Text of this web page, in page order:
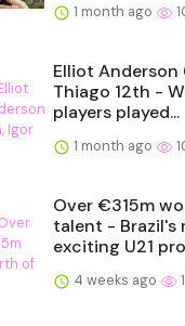
1 month ago
Elliot Anderson
Thiago 12th -
players played...
1 month ago
Over €315m
talent - Brazil's
exciting U21
4 weeks ago